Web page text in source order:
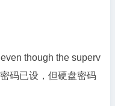
though the superv
码已设，但硬盘密码